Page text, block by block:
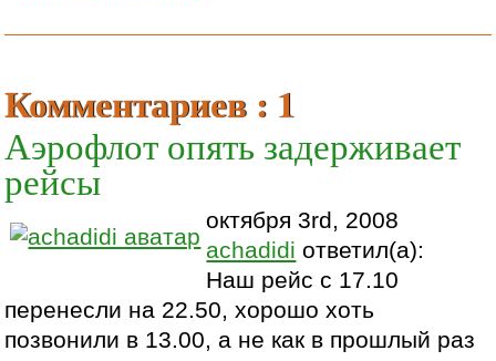
Комментариев : 1
Аэрофлот опять задерживает
рейсы
октября 3rd, 2008
achadidi ответил(а):
Наш рейс с 17.10
перенесли на 22.50, хорошо хоть
позвонили в 13.00, а не как в прошлый раз